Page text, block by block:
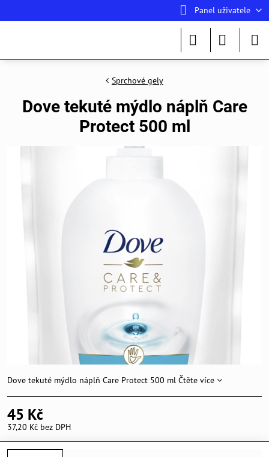
Panel uživatele
Sprchové gely
Dove tekuté mýdlo náplň Care
Protect 500 ml
Dove tekuté mýdlo náplň Care Protect 500 ml Čtěte více
45 Kč
37,20 Kč bez DPH